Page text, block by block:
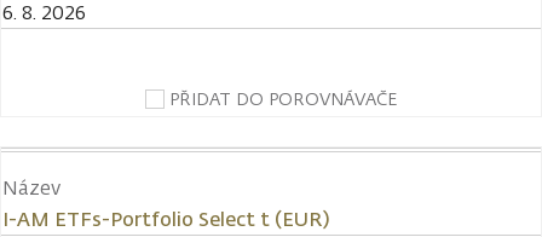
6. 8. 2026
PŘIDAT DO POROVNÁVAČE
Název
I-AM ETFs-Portfolio Select t (EUR)